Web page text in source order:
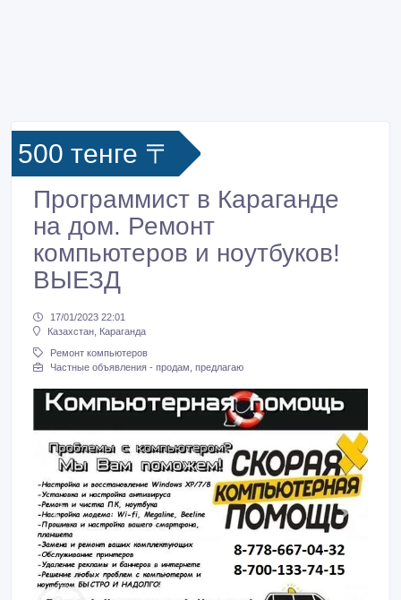
500 тенге 〒
Программист в Караганде
на дом. Ремонт
компьютеров и ноутбуков!
ВЫЕЗД
17/01/2023 22:01
Казахстан, Караганда
Ремонт компьютеров
Частные объявления - продам, предлагаю